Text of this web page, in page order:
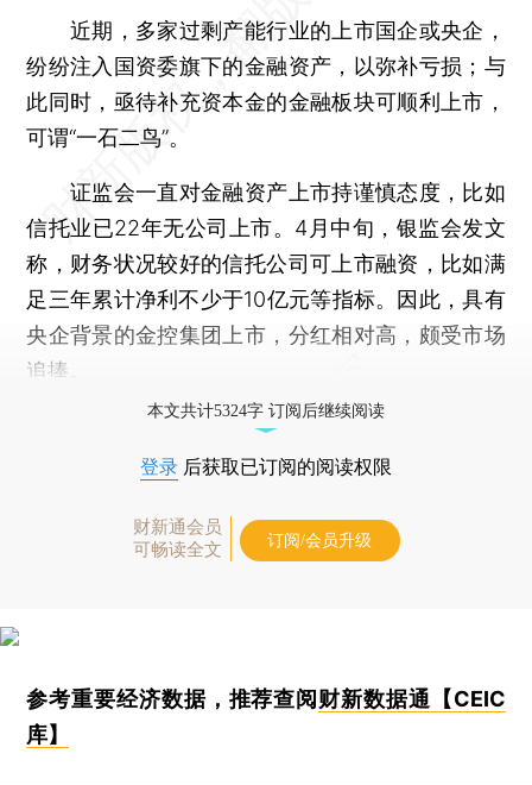
近期，多家过剩产能行业的上市国企或央企，
纷纷注入国资委旗下的金融资产，以弥补亏损；与
此同时，亟待补充资本金的金融板块可顺利上市，
可谓“一石二鸟”。
证监会一直对金融资产上市持谨慎态度，比如
信托业已22年无公司上市。4月中旬，银监会发文
称，财务状况较好的信托公司可上市融资，比如满
足三年累计净利不少于10亿元等指标。因此，具有
央企背景的金控集团上市，分红相对高，颇受市场
追捧。
本文共计5324字 订阅后继续阅读
登录 后获取已订阅的阅读权限
财新通会员
可畅读全文
订阅/会员升级
参考重要经济数据，推荐查阅 财新数据通【CEIC
库】